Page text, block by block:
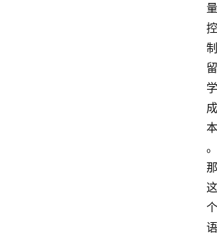
量
控
制
留
学
成
本
。
那
这
个
语